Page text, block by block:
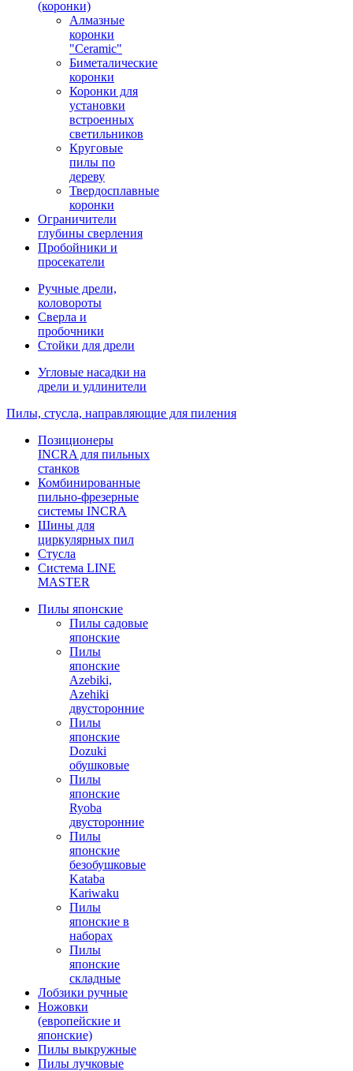
(коронки)
Алмазные
коронки
"Ceramic"
Биметалические
коронки
Коронки для
установки
встроенных
светильников
Круговые
пилы по
дереву
Твердосплавные
коронки
Ограничители
глубины сверления
Пробойники и
просекатели
Ручные дрели,
коловороты
Сверла и
пробочники
Стойки для дрели
Угловые насадки на
дрели и удлинители
Пилы, стусла, направляющие для пиления
Позиционеры
INCRA для пильных
станков
Комбинированные
пильно-фрезерные
системы INCRA
Шины для
циркулярных пил
Стусла
Система LINE
MASTER
Пилы японские
Пилы садовые
японские
Пилы
японские
Azebiki,
Azehiki
двусторонние
Пилы
японские
Dozuki
обушковые
Пилы
японские
Ryoba
двусторонние
Пилы
японские
безобушковые
Kataba
Kariwaku
Пилы
японские в
наборах
Пилы
японские
складные
Лобзики ручные
Ножовки
(европейские и
японские)
Пилы выкружные
Пилы лучковые